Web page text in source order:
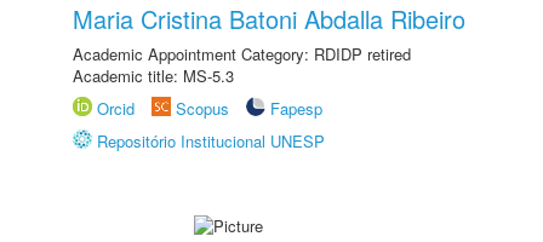
Maria Cristina Batoni Abdalla Ribeiro
Academic Appointment Category: RDIDP retired
Academic title: MS-5.3
Orcid
Scopus
Fapesp
Repositório Institucional UNESP